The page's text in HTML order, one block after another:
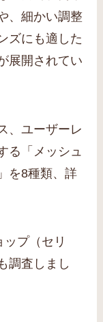
、細かい調整
ズにも適した
展開されてい
、ユーザーレ
る「メッシュ
を8種類、詳
プ（セリ
調査しまし